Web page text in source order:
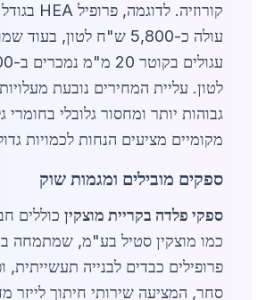
עולה כ-5,800 ש"ח לטון,
לטון. עליית המחירים נובעת
גבוהות יותר ומחסור גלובלי
מקומיים מציעים הנחות לכמויות
ספקים מובילים ומגמות שוק
ספקי פלדה בקריית מוצקין כוללים
כמו מוצקין סטיל בע"מ, שמתמחה
פרופילים כבדים לבנייה תעשייתית,
סחר, המציעה שירותי חיתוך לייזר